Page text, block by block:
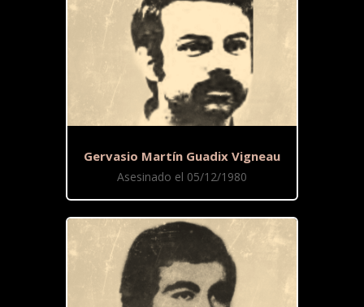
Gervasio Martín Guadix Vigneau
Asesinado el 05/12/1980